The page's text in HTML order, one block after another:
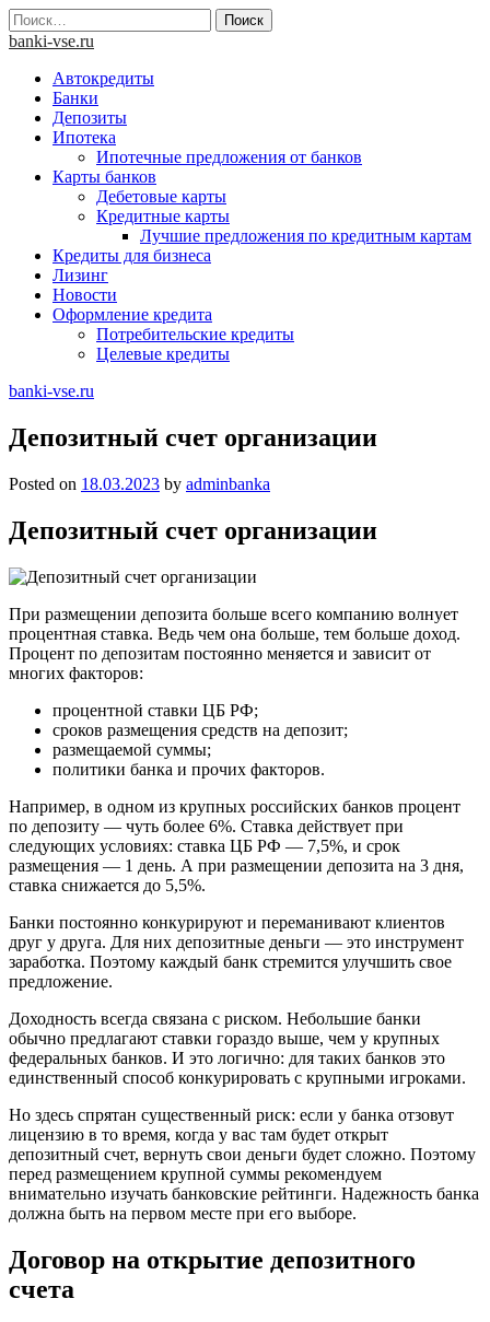
Skip
to
Найти:
banki-vse.ru
Автокредиты
Банки
Депозиты
Ипотека
Ипотечные предложения от банков
Карты банков
Дебетовые карты
Кредитные карты
Лучшие предложения по кредитным картам
Кредиты для бизнеса
Лизинг
Новости
Оформление кредита
Потребительские кредиты
Целевые кредиты
banki-vse.ru
Депозитный счет организации
Posted on 18.03.2023 by adminbanka
Депозитный счет организации
При размещении депозита больше всего компанию волнует
процентная ставка. Ведь чем она больше, тем больше доход.
Процент по депозитам постоянно меняется и зависит от
многих факторов:
процентной ставки ЦБ РФ;
сроков размещения средств на депозит;
размещаемой суммы;
политики банка и прочих факторов.
Например, в одном из крупных российских банков процент
по депозиту — чуть более 6%. Ставка действует при
следующих условиях: ставка ЦБ РФ — 7,5%, и срок
размещения — 1 день. А при размещении депозита на 3 дня,
ставка снижается до 5,5%.
Банки постоянно конкурируют и переманивают клиентов
друг у друга. Для них депозитные деньги — это инструмент
заработка. Поэтому каждый банк стремится улучшить свое
предложение.
Доходность всегда связана с риском. Небольшие банки
обычно предлагают ставки гораздо выше, чем у крупных
федеральных банков. И это логично: для таких банков это
единственный способ конкурировать с крупными игроками.
Но здесь спрятан существенный риск: если у банка отзовут
лицензию в то время, когда у вас там будет открыт
депозитный счет, вернуть свои деньги будет сложно. Поэтому
перед размещением крупной суммы рекомендуем
внимательно изучать банковские рейтинги. Надежность банка
должна быть на первом месте при его выборе.
Договор на открытие депозитного
счета